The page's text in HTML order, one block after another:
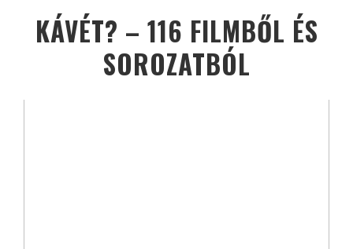
KÁVÉT? – 116 FILMBŐL ÉS
SOROZATBÓL